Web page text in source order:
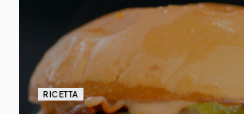
RICETTA